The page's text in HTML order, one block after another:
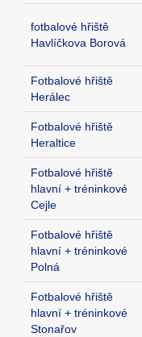
fotbalové hřiště
Havlíčkova Borová
Fotbalové hřiště
Herálec
Fotbalové hřiště
Heraltice
Fotbalové hřiště
hlavní + tréninkové
Cejle
Fotbalové hřiště
hlavní + tréninkové
Polná
Fotbalové hřiště
hlavní + tréninkové
Stonařov